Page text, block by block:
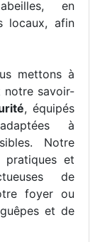
en
locaux, afin
mettons à
notre savoir-
, équipés
à
Notre
pratiques et
de
foyer ou
et de